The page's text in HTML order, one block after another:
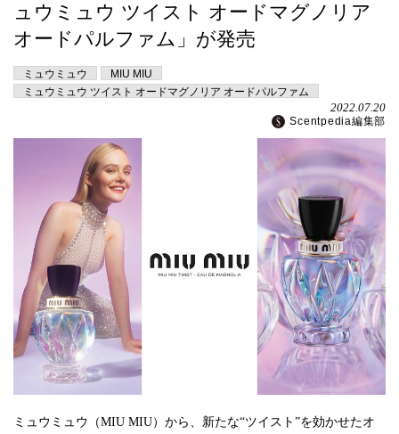
ュウミュウ ツイスト オードマグノリア
オードパルファム」が発売
ミュウミュウ
MIU MIU
ミュウミュウ ツイスト オードマグノリア オードパルファム
2022.07.20
Scentpedia編集部
ミュウミュウ（MIU MIU）から、新たな“ツイスト”を効かせたオ